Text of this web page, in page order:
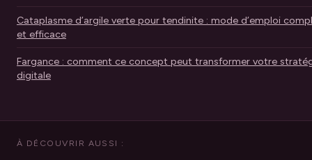
Cataplasme d’argile verte pour tendinite : mode d’emploi
et efficace
Fargance : comment ce concept peut transformer votre
digitale
À DÉCOUVRIR AUSSI :